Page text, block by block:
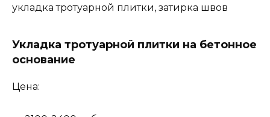
укладка тротуарной плитки, затирка швов
Укладка тротуарной плитки на бетонное
основание
Цена: